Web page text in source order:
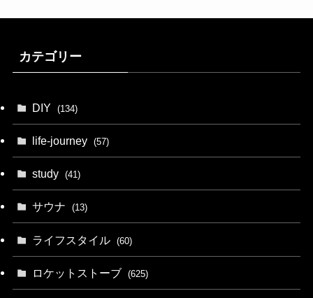
カテゴリー
DIY (134)
life-journey (57)
study (41)
サウナ (13)
ライフスタイル (60)
ロケットストーブ (625)